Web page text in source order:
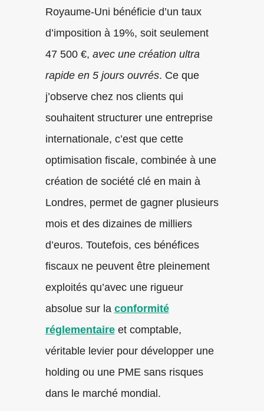
Royaume-Uni bénéficie d’un taux
d’imposition à 19%, soit seulement
47 500 €, avec une création ultra
rapide en 5 jours ouvrés. Ce que
j’observe chez nos clients qui
souhaitent structurer une entreprise
internationale, c’est que cette
optimisation fiscale, combinée à une
création de société clé en main à
Londres, permet de gagner plusieurs
mois et des dizaines de milliers
d’euros. Toutefois, ces bénéfices
fiscaux ne peuvent être pleinement
exploités qu’avec une rigueur
absolue sur la conformité
réglementaireet comptable,
véritable levier pour développer une
holding ou une PME sans risques
dans le marché mondial.